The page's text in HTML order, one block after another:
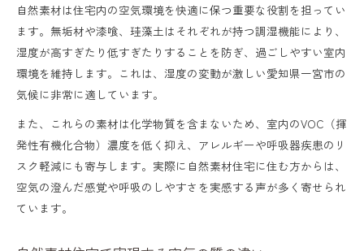
自然素材は住宅内の空気環境を快適に保つ重要な役割を担ってい
ます。無垢材や漆喰、珪藻土はそれぞれが持つ調湿機能により、
湿度が高すぎたり低すぎたりすることを防ぎ、過ごしやすい室内
環境を維持します。これは、湿度の変動が激しい愛知県一宮市の
気候に非常に適しています。
また、これらの素材は化学物質を含まないため、室内のVOC（揮
発性有機化合物）濃度を低く抑え、アレルギーや呼吸器疾患のリ
スク軽減にも寄与します。実際に自然素材住宅に住む方からは、
空気の澄んだ感覚や呼吸のしやすさを実感する声が多く寄せられ
ています。